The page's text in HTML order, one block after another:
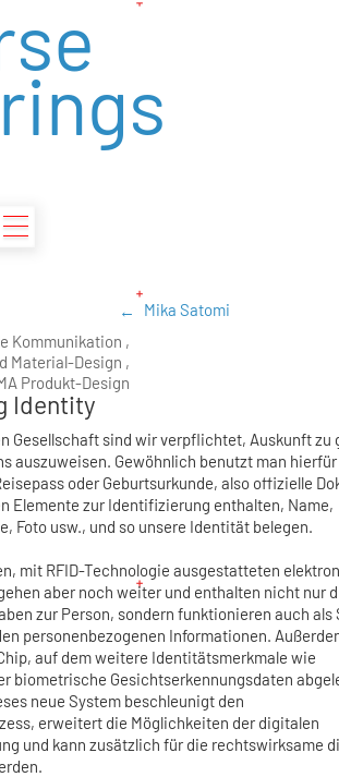
Mika Satomi
Kommunikation ,
Material-Design ,
Produkt-Design
Identity
Gesellschaft sind wir verpflichtet, Auskunft zu
auszuweisen. Gewöhnlich benutzt man hierfür
oder Geburtsurkunde, also offizielle
Elemente zur Identifizierung enthalten, Name,
Foto usw., und so unsere Identität belegen.
mit RFID-Technologie ausgestatteten
aber noch weiter und enthalten nicht nur
zur Person, sondern funktionieren auch als
personenbezogenen Informationen.
auf dem weitere Identitätsmerkmale wie
biometrische Gesichtserkennungsdaten
neue System beschleunigt den
erweitert die Möglichkeiten der digitalen
und kann zusätzlich für die rechtswirksame